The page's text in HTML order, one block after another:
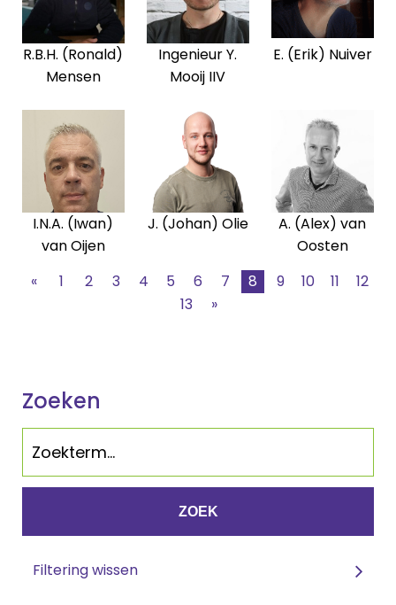
R.B.H. (Ronald)
Mensen
Ingenieur Y.
Mooij IIV
E. (Erik) Nuiver
I.N.A. (Iwan)
van Oijen
J. (Johan) Olie
A. (Alex) van
Oosten
«
1 2 3 4 5 6 7 8 9 10 11
12
13
»
Zoeken
ZOEK
Filtering wissen